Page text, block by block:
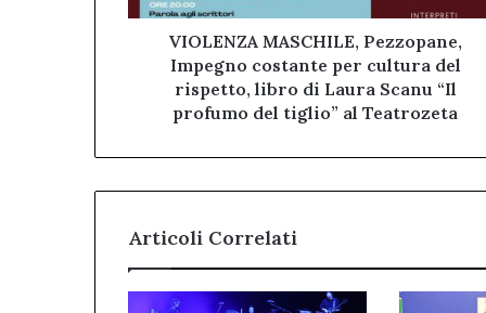
rispetto,
tiglio”
Teatrozeta
VIOLENZA MASCHILE, Pezzopane,
Impegno costante per cultura del
rispetto, libro di Laura Scanu “Il
profumo del tiglio” al Teatrozeta
Articoli Correlati